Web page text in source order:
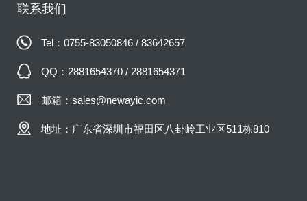
联系我们
Tel：0755-83050846 / 83642657
QQ：2881654370 / 2881654371
邮箱：sales@newayic.com
地址：广东省深圳市福田区八卦岭工业区511栋810